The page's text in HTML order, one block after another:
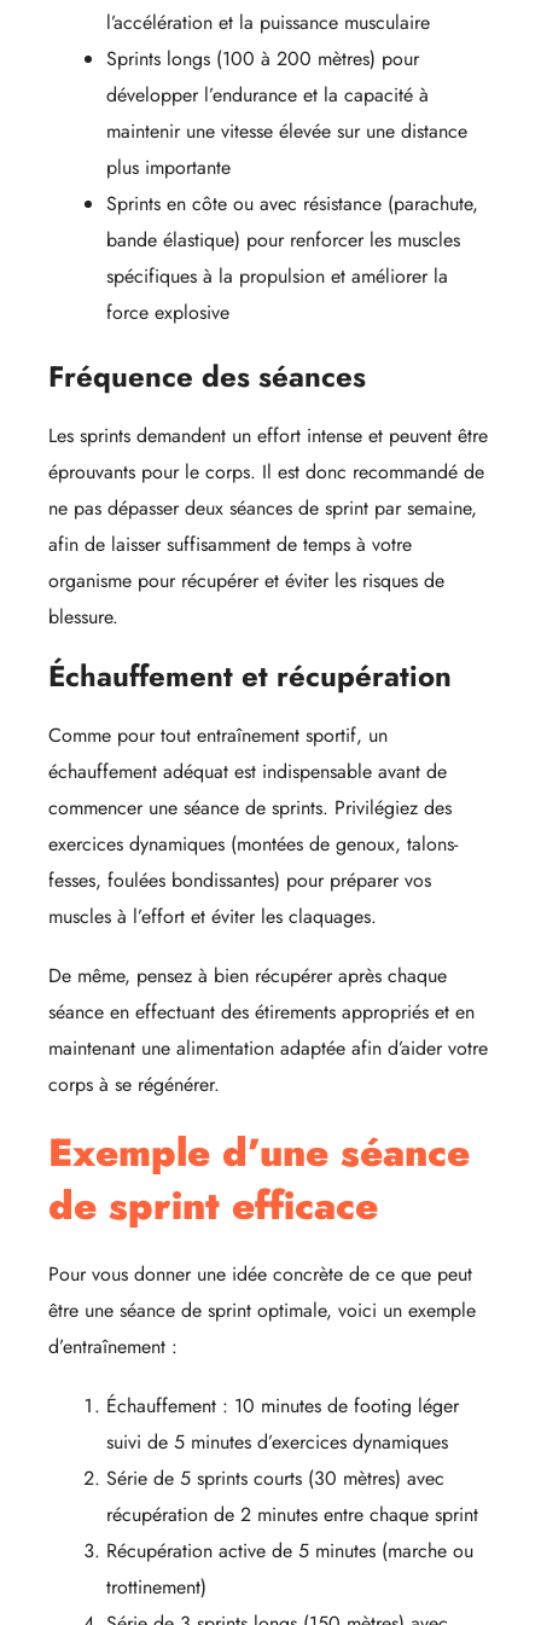
l’accélération et la puissance musculaire
Sprints longs (100 à 200 mètres) pour
développer l’endurance et la capacité à
maintenir une vitesse élevée sur une distance
plus importante
Sprints en côte ou avec résistance (parachute,
bande élastique) pour renforcer les muscles
spécifiques à la propulsion et améliorer la
force explosive
Fréquence des séances
Les sprints demandent un effort intense et peuvent être
éprouvants pour le corps. Il est donc recommandé de
ne pas dépasser deux séances de sprint par semaine,
afin de laisser suffisamment de temps à votre
organisme pour récupérer et éviter les risques de
blessure.
Échauffement et récupération
Comme pour tout entraînement sportif, un
échauffement adéquat est indispensable avant de
commencer une séance de sprints. Privilégiez des
exercices dynamiques (montées de genoux, talons-
fesses, foulées bondissantes) pour préparer vos
muscles à l’effort et éviter les claquages.
De même, pensez à bien récupérer après chaque
séance en effectuant des étirements appropriés et en
maintenant une alimentation adaptée afin d’aider votre
corps à se régénérer.
Exemple d’une séance
de sprint efficace
Pour vous donner une idée concrète de ce que peut
être une séance de sprint optimale, voici un exemple
d’entraînement :
Échauffement : 10 minutes de footing léger
suivi de 5 minutes d’exercices dynamiques
Série de 5 sprints courts (30 mètres) avec
récupération de 2 minutes entre chaque sprint
Récupération active de 5 minutes (marche ou
trottinement)